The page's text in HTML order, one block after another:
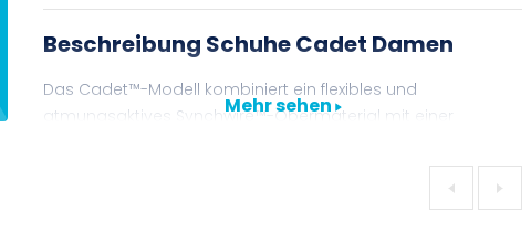
Mehr sehen
Beschreibung Schuhe Cadet Damen
Das Cadet™-Modell kombiniert ein flexibles und
atmungsaktives Synchwire™-Obermaterial mit einer
Energieübertragung. Das unterstützende Fußbett mit
antimikrobieller Aegis®-Behandlung sorgt für maximalen